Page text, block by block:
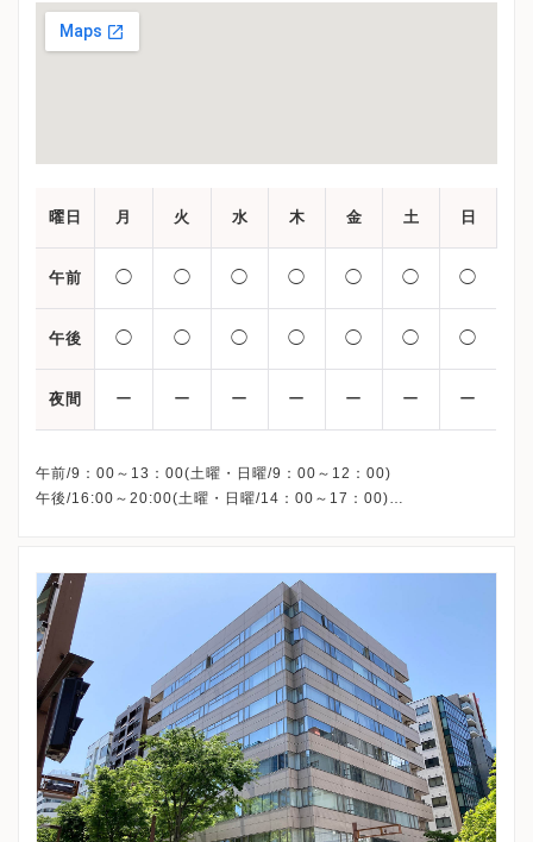
曜日 月 火 水 木 金 土 日
午前 ◯ ◯ ◯ ◯ ◯ ◯ ◯
午後 ◯ ◯ ◯ ◯ ◯ ◯ ◯
夜間 ー ー ー ー ー ー ー
午前/9：00～13：00(土曜・日曜/9：00～12：00)
午後/16:00～20:00(土曜・日曜/14：00～17：00)